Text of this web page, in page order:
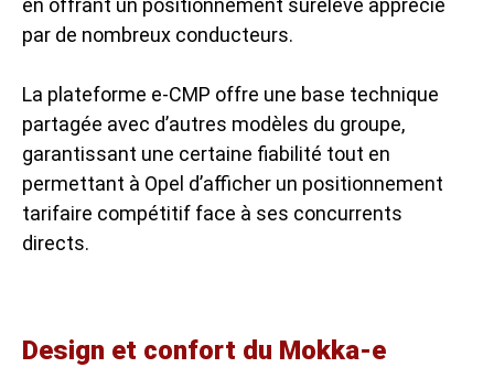
par de nombreux conducteurs.
La plateforme e-CMP offre une base technique
partagée avec d’autres modèles du groupe,
garantissant une certaine fiabilité tout en
permettant à Opel d’afficher un positionnement
tarifaire compétitif face à ses concurrents
directs.
Design et confort du Mokka-e